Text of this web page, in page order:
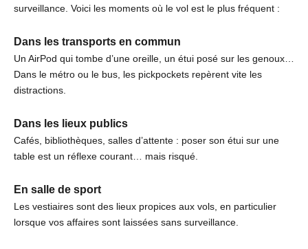
surveillance. Voici les moments où le vol est le plus fréquent :
Dans les transports en commun
Un AirPod qui tombe d’une oreille, un étui posé sur les genoux…
Dans le métro ou le bus, les pickpockets repèrent vite les
distractions.
Dans les lieux publics
Cafés, bibliothèques, salles d’attente : poser son étui sur une
table est un réflexe courant… mais risqué.
En salle de sport
Les vestiaires sont des lieux propices aux vols, en particulier
lorsque vos affaires sont laissées sans surveillance.